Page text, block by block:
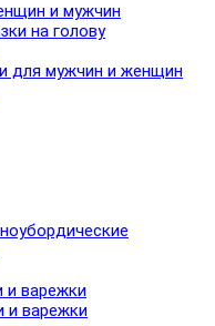
и мужчин
на голову
для мужчин и женщин
и варежки
и варежки